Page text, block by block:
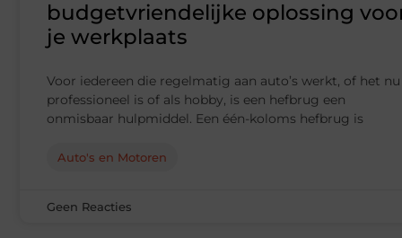
budgetvriendelijke oplossing
je werkplaats
Voor iedereen die regelmatig aan auto’s werkt, of het nu
professioneel is of als hobby, is een hefbrug een
onmisbaar hulpmiddel. Een één-koloms hefbrug is
Auto's en Motoren
Geen Reacties